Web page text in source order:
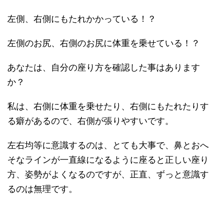
左側、右側にもたれかかっている！？
左側のお尻、右側のお尻に体重を乗せている！？
あなたは、自分の座り方を確認した事はあります
か？
私は、右側に体重を乗せたり、右側にもたれたりす
る癖があるので、右側が張りやすいです。
左右均等に意識するのは、とても大事で、鼻とおへ
そなラインが一直線になるように座ると正しい座り
方、姿勢がよくなるのですが、正直、ずっと意識す
るのは無理です。